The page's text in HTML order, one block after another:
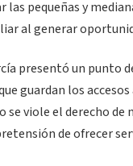
las pequeñas y
al generar
presentó un punto
guardan los
se viole el derecho
de ofrecer